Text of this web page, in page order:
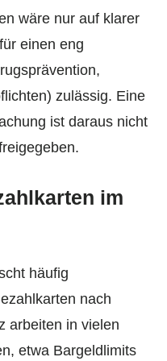
wäre nur auf klarer
einen eng
zulässig. Eine
ist daraus nicht
im
häufig
nach
arbeiten in vielen
etwa Bargeldlimits